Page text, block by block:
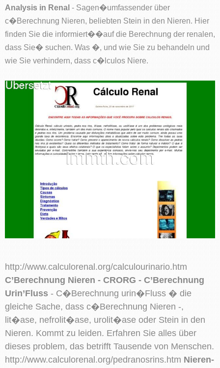
Analysis in Renal - Sagen�umfassender über
c�Berechnung Nieren, beliebten Stein in den Nieren. Hier
finden Sie die informiert��auf die Berechnung der renalen,
dass Sie� suchen. Was �, und wie Sie zu behandeln und
wie Sie verhindern, dass c�lculos Niere.
http://www.calculorenal.org/calculourinario.htm
C’Berechnung Nieren - CRORG - C’Berechnung
Urin’Fluss - C�Berechnung urin�Fluss � die
gleiche Sache, dass c�Berechnung Nieren -,
lit�ase, nefrolit�ase, urolit�ase oder Stein in den
Nieren. Kommt zu leiden. Erfahren Sie alles über
dieses problem, das betrifft Tausende von Menschen.
http://www.calculorenal.org/pedranosrins.htm Nieren-